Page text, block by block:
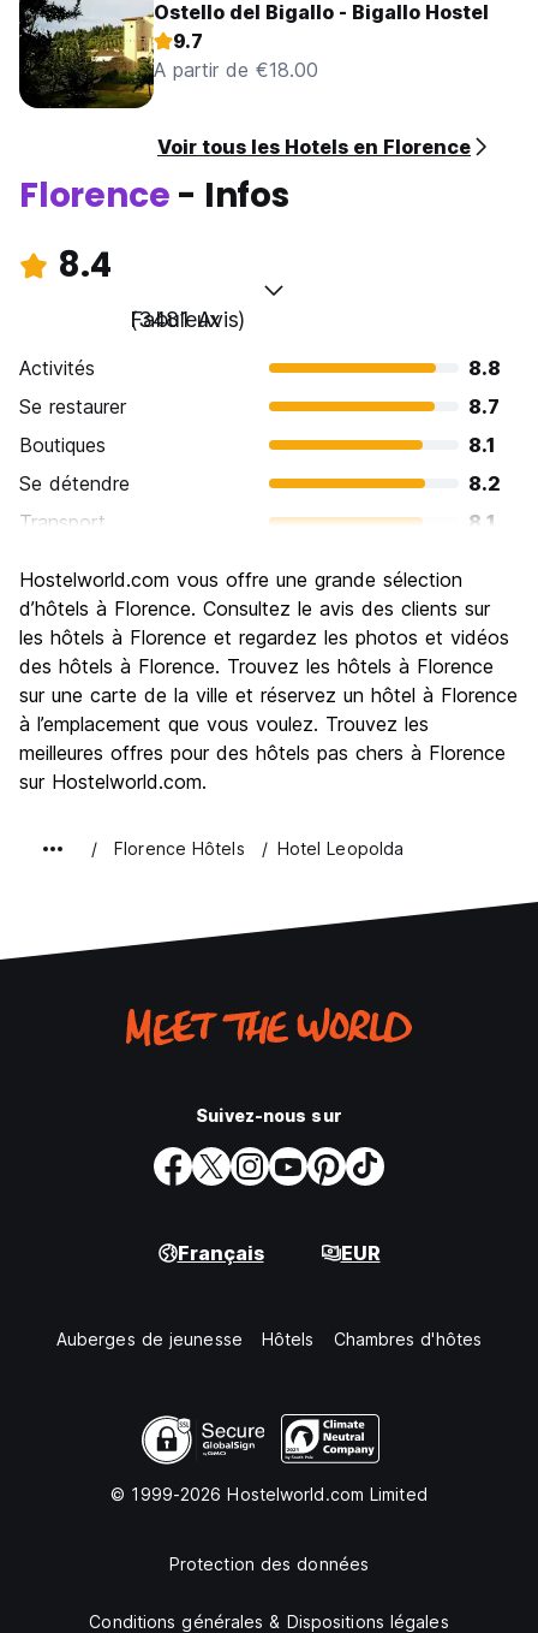
Ostello del Bigallo - Bigallo Hostel
9.7
A partir de €18.00
Voir tous les Hotels en Florence
Florence - Infos
8.4
Fabuleux
(3481 Avis)
Activités
8.8
Se restaurer
8.7
Boutiques
8.1
Se détendre
8.2
Transport
8.1
Culture
9.6
Sortir le soir / faire la fête
7.4
Bonnes affaires
7.7
Hostelworld.com vous offre une grande sélection
d’hôtels à Florence. Consultez le avis des clients sur
les hôtels à Florence et regardez les photos et vidéos
des hôtels à Florence. Trouvez les hôtels à Florence
sur une carte de la ville et réservez un hôtel à Florence
à l’emplacement que vous voulez. Trouvez les
meilleures offres pour des hôtels pas chers à Florence
sur Hostelworld.com.
Florence Hôtels Hotel Leopolda
Suivez-nous sur
Français EUR
Auberges de jeunesse Hôtels Chambres d'hôtes
© 1999-2026 Hostelworld.com Limited
Protection des données
Conditions générales & Dispositions légales